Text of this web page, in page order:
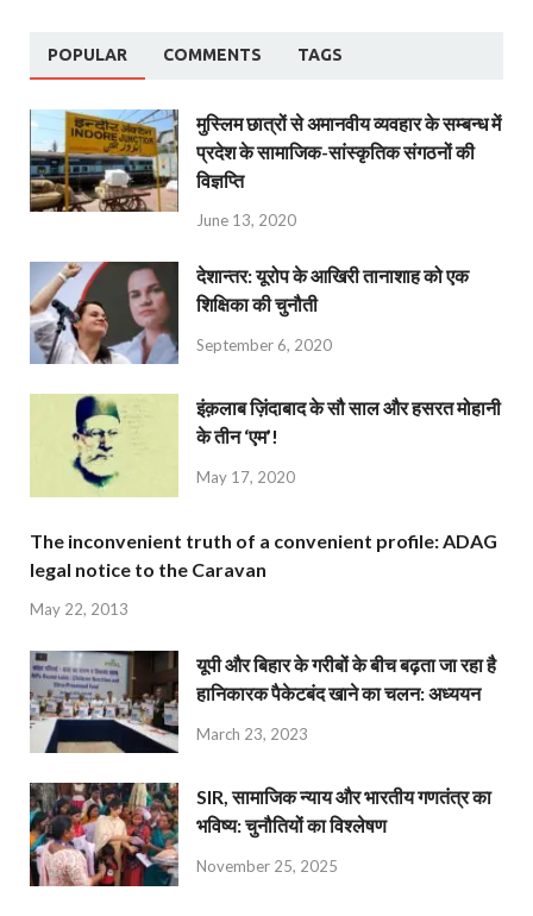
POPULAR COMMENTS TAGS
मुस्लिम छात्रों से अमानवीय व्यवहार के सम्बन्ध में
प्रदेश के सामाजिक-सांस्कृतिक संगठनों की
विज्ञप्ति
June 13, 2020
देशान्‍तर: यूरोप के आखिरी तानाशाह को एक
शिक्षिका की चुनौती
September 6, 2020
इंक़लाब ज़िंदाबाद के सौ साल और हसरत मोहानी
के तीन ‘एम’!
May 17, 2020
The inconvenient truth of a convenient profile: ADAG
legal notice to the Caravan
May 22, 2013
यूपी और बिहार के गरीबों के बीच बढ़ता जा रहा है
हानिकारक पैकेटबंद खाने का चलन: अध्ययन
March 23, 2023
SIR, सामाजिक न्याय और भारतीय गणतंत्र का
भविष्य: चुनौतियों का विश्लेषण
November 25, 2025